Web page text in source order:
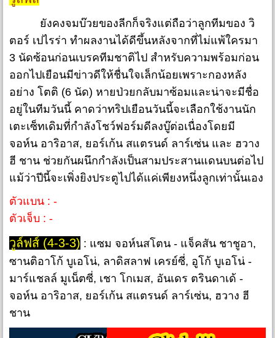
ยังคงจมบ๊วยของลีกก็จริงแต่ถือว่าลูกทีมของ วิ
ตอร์ เปไรร่า ทำผลงานได้ดีขึ้นหลังจากที่ไม่แพ้ใครมา
3 นัดซ้อนก่อนเบรคทีมชาติไป สำหรับความพร้อมก่อน
ออกไปเยือนมีข่าวดีให้ชื่นใจเล็กน้อยเพราะกองหลัง
อย่าง โตติ (6 นัด) หายป่วยกลับมาซ้อมและน่าจะมีชื่อ
อยู่ในทีมวันนี้ คาดว่าทริปเยือนวันนี้จะเลือกใช้งานนัก
เตะเซ็ทเดิมที่กำลังโชว์ฟอร์มดีลงบู๊ต่อเนื่องโดยมี
จอห์น อาริอาส, ยอร์เก้น สแตรนด์ ลาร์เซ่น และ ฮวาง
ฮี ชาน ช่วยกันผนึกกำลังเป็นสามประสานแดนบนต่อไป
แม้ว่าปีนี้จะเพิ่งยิงประตูไปได้แค่เพียงหนึ่งลูกเท่านั้นเอง
ตัวแบน : -
ตัวเจ็บ : -
วูล์ฟส์ (4-3-3) : แซม จอห์นสโตน - แจ็คสัน ชาชูอา,
ซานติอาโก้ บูเอโน่, ลาดิสลาฟ เครย์ซี่, อูโก้ บูเอโน่ -
มาร์แชลล์ มูเน็ตซี่, เชา โกเมส, อันเดร ตรินดาเด้ -
จอห์น อาริอาส, ยอร์เก้น สแตรนด์ ลาร์เซ่น, ฮวาง ฮี
ชาน